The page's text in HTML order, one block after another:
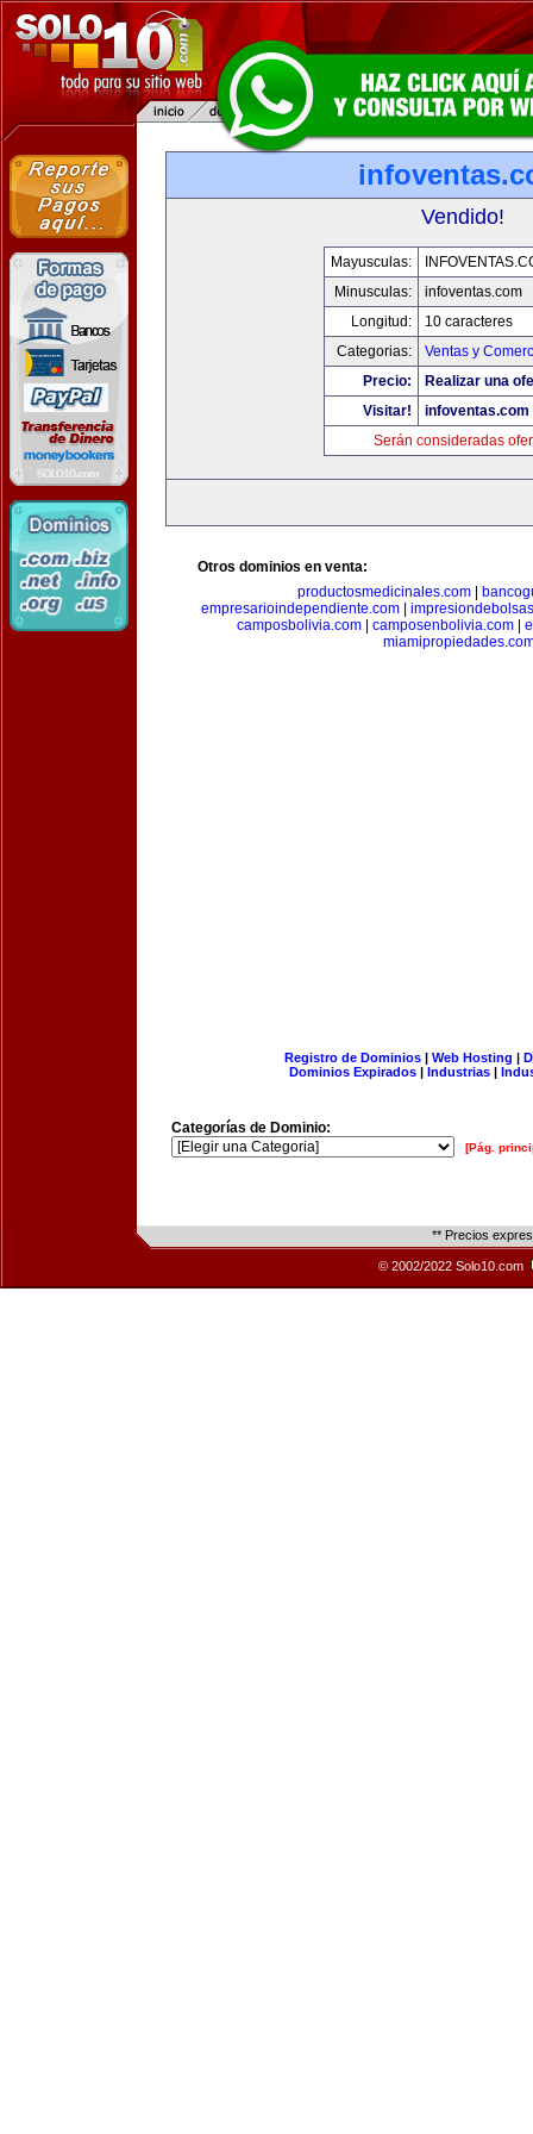
Vendido!
Mayusculas:
Minusculas:
infoventas.com
Longitud:
10 caracteres
Categorias:
Ventas y
Precio:
Realizar una
Visitar!
infoventas.com
Serán consideradas
Otros dominios en venta:
productosmedicinales.com|
empresarioindependiente.com
camposbolivia.com| camposenbolivia.com|
Registro de Dominios| Web Hosting |
Dominios Expirados | Industrias |
Categorías de Dominio:
[Pág.
** Precios
© 2002/2022 Solo10.com